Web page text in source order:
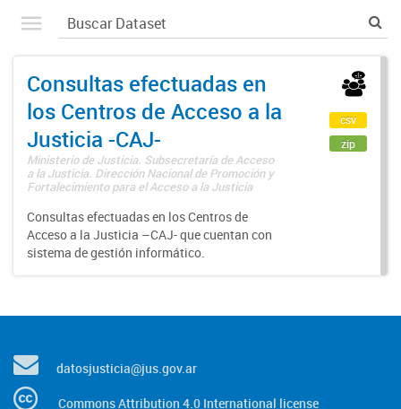
Consultas efectuadas en
los Centros de Acceso a la
Justicia -CAJ-
Ministerio de Justicia. Subsecretaría de Acceso
a la Justicia. Dirección Nacional de Promoción y
Fortalecimiento para el Acceso a la Justicia
Consultas efectuadas en los Centros de
Acceso a la Justicia –CAJ- que cuentan con
sistema de gestión informático.
csv
zip
datosjusticia@jus.gov.ar
Commons Attribution 4.0 International license